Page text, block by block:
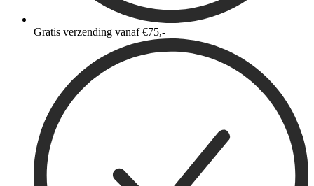
Gratis verzending vanaf €75,-